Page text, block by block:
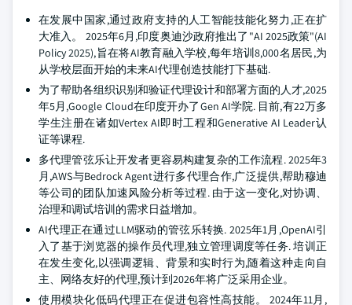
在发展中国家,通过政府支持的人工智能技能化努力,正在扩
大准入。 2025年6月,印度奥迪沙政府推出了"AI 2025政策"(AI
Policy 2025),旨在将AI教育融入学校,每年培训8,000名居民,为
从学校层面开始的未来AI代理创造技能打下基础.
为了帮助各组织识别和验证代理设计和部署方面的人才,2025
年5月,Google Cloud在印度开办了Gen AI学院. 目前,有22万多
学生注册在诸如Vertex AI即时工程和Generative AI Leader认
证等课程.
多代理管弦乐让开发者更容易构建复杂的工作流程. 2025年3
月,AWS与Bedrock Agent进行多代理合作,广泛提供,帮助穆迪
等公司的团队加速风险分析等过程. 由于这一变化,对协调、
治理和调试培训的需求日益增加。
AI代理正在通过LLM驱动的管弦乐转换. 2025年1月,OpenAI引
入了基于浏览器的操作员代理,独立管理调度等任务. 培训正
在发生变化,以强调逻辑、背景和实时行为,随着这种走向自
主、网络友好的代理,预计到2026年将广泛采用企业。
使用模块化低码代理正在促进包容性高技能。 2024年11月,